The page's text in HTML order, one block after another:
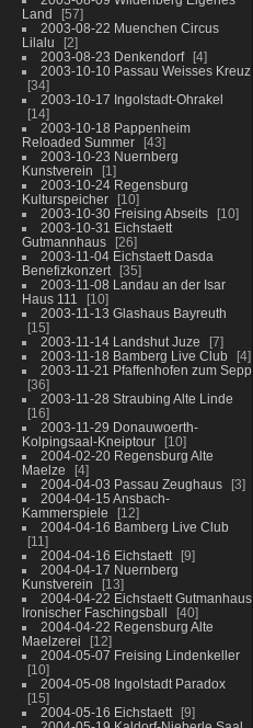
Land
57
2003-08-22 Muenchen Circus
Lilalu
2
2003-08-23 Denkendorf
4
2003-10-10 Passau Weisses Kreuz
34
2003-10-17 Ingolstadt-Ohrakel
14
2003-10-18 Pappenheim
Reloaded Summer
43
2003-10-23 Nuernberg
Kunstverein
1
2003-10-24 Regensburg
Kulturspeicher
10
2003-10-30 Freising Abseits
10
2003-10-31 Eichstaett
Gutmannhaus
26
2003-11-04 Eichstaett Dasda
Benefizkonzert
35
2003-11-08 Landau an der Isar
Haus 111
10
2003-11-13 Glashaus Bayreuth
15
2003-11-14 Landshut Juze
7
2003-11-18 Bamberg Live Club
4
2003-11-21 Pfaffenhofen zum Sepp
36
2003-11-28 Straubing Alte Linde
16
2003-11-29 Donauwoerth-
Kolpingsaal-Kneiptour
10
2004-02-20 Regensburg Alte
Maelze
4
2004-04-03 Passau Zeughaus
3
2004-04-15 Ansbach-
Kammerspiele
12
2004-04-16 Bamberg Live Club
11
2004-04-16 Eichstaett
9
2004-04-17 Nuernberg
Kunstverein
13
2004-04-22 Eichstaett Gutmanhaus
Ironischer Faschingsball
40
2004-04-22 Regensburg Alte
Maelzerei
12
2004-05-07 Freising Lindenkeller
10
2004-05-08 Ingolstadt Paradox
15
2004-05-16 Eichstaett
9